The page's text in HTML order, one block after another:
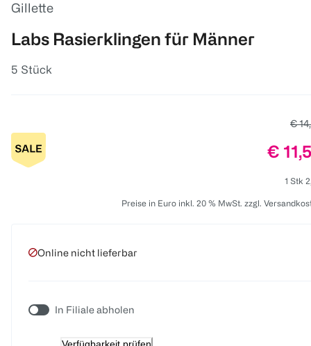
Gillette
Labs Rasierklingen für Männer
5 Stück
€
Preis:
€
1 Stk
Preise in Euro inkl. 20 % MwSt. zzgl.
Online nicht lieferbar
In Filiale abholen